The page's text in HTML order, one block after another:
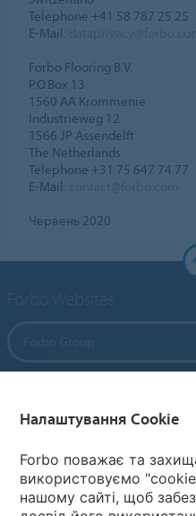
Telephone +41 58 787 25 25
E-Mail:
Forbo Flooring B.V.
P.O.Box 13
1560 AA Krommenie
Industrieweg 12
1566 JP Assendelft
The Netherlands
Telephone +31 75 647 74 77
E-Mail:
Червень 2020
Налаштування Cookie
Forbo поважає та
використовуємо
нашому сайті, щоб